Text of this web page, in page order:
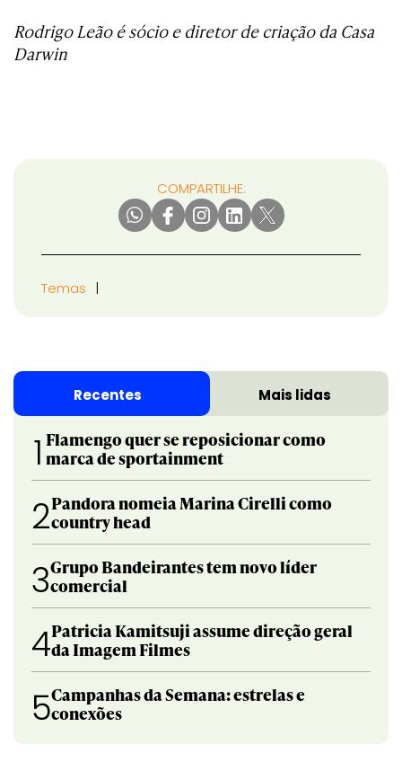
Rodrigo Leão é sócio e diretor de criação da Casa
Darwin
COMPARTILHE:
Temas
Recentes Mais lidas
1 Flamengo quer se reposicionar como
marca de sportainment
2Pandora nomeia Marina Cirelli como
country head
3Grupo Bandeirantes tem novo líder
comercial
4Patricia Kamitsuji assume direção geral
da Imagem Filmes
5Campanhas da Semana: estrelas e
conexões